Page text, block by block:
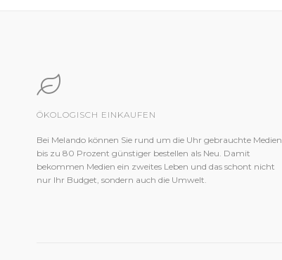
ÖKOLOGISCH EINKAUFEN
Bei Melando können Sie rund um die Uhr gebrauchte Medien
bis zu 80 Prozent günstiger bestellen als Neu. Damit
bekommen Medien ein zweites Leben und das schont nicht
nur Ihr Budget, sondern auch die Umwelt.